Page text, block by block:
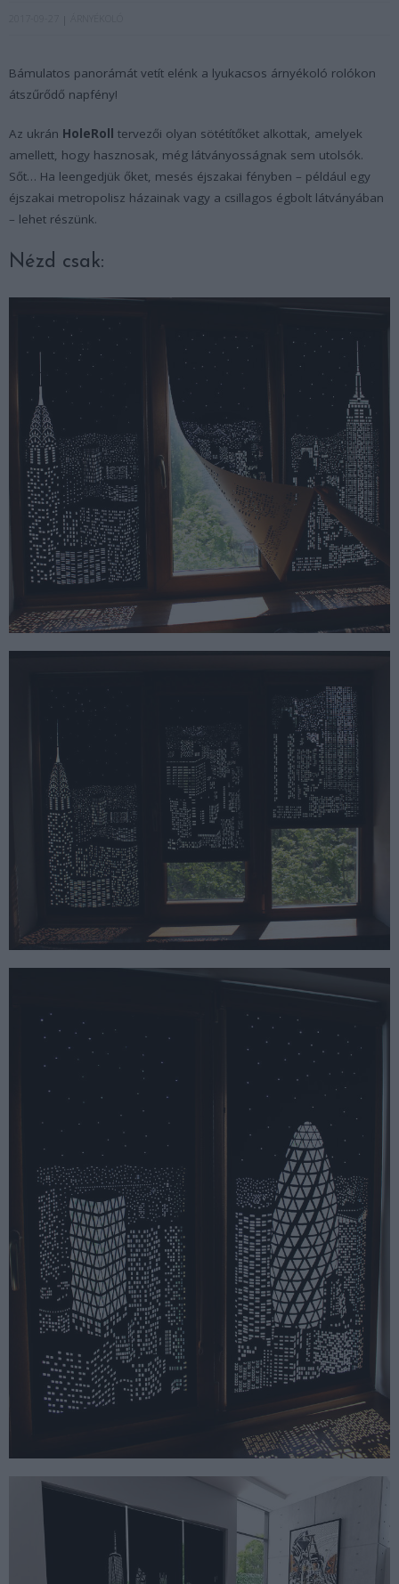
Bámulatos panorámát vetít elénk a lyukacsos árnyékoló rolókon
átszűrődő napfény!
Az ukrán HoleRoll tervezői olyan sötétítőket alkottak, amelyek
amellett, hogy hasznosak, még látványosságnak sem utolsók.
Sőt… Ha leengedjük őket, mesés éjszakai fényben – például egy
éjszakai metropolisz házainak vagy a csillagos égbolt látványában
– lehet részünk.
Nézd csak: